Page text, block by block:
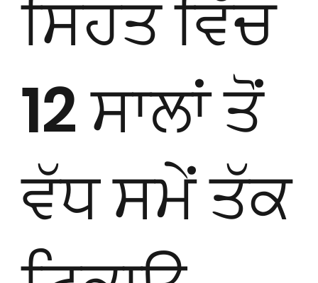
ਸਿਹਤ ਵਿੱਚ
12 ਸਾਲਾਂ ਤੋਂ
ਵੱਧ ਸਮੇਂ ਤੱਕ